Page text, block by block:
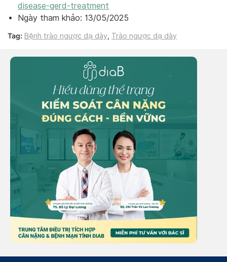
disease-gerd-treatment
Ngày tham khảo: 13/05/2025
Tag: Bệnh trào ngược dạ dày Trào ngược dạ dày